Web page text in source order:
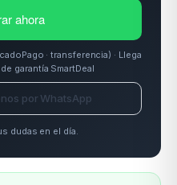
ahora
· transferencia) · Llega
garantía SmartDeal
por WhatsApp
dudas en el día.